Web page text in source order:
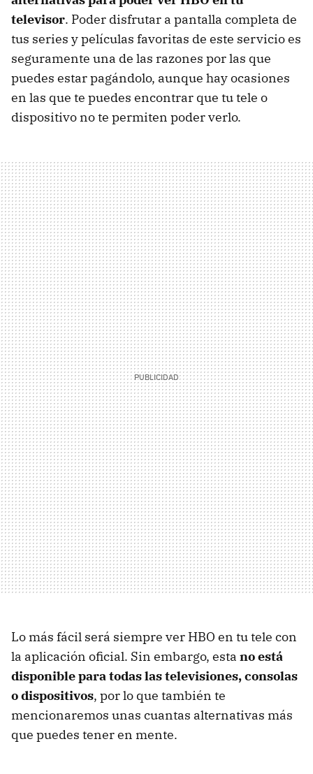
televisor. Poder disfrutar a pantalla completa de
tus series y películas favoritas de este servicio es
seguramente una de las razones por las que
puedes estar pagándolo, aunque hay ocasiones
en las que te puedes encontrar que tu tele o
dispositivo no te permiten poder verlo.
Lo más fácil será siempre ver HBO en tu tele con
la aplicación oficial. Sin embargo, esta no está
disponible para todas las televisiones, consolas
o dispositivos, por lo que también te
mencionaremos unas cuantas alternativas más
que puedes tener en mente.